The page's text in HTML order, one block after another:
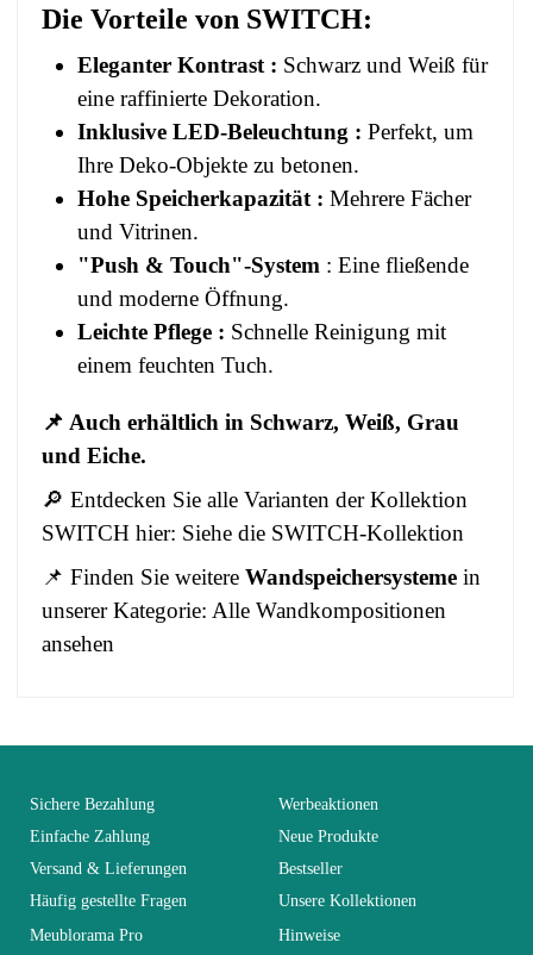
Die Vorteile von SWITCH:
Eleganter Kontrast : Schwarz und Weiß für
eine raffinierte Dekoration.
Inklusive LED-Beleuchtung : Perfekt, um
Ihre Deko-Objekte zu betonen.
Hohe Speicherkapazität : Mehrere Fächer
und Vitrinen.
"Push & Touch"-System : Eine fließende
und moderne Öffnung.
Leichte Pflege : Schnelle Reinigung mit
einem feuchten Tuch.
📌 Auch erhältlich in Schwarz, Weiß, Grau
und Eiche.
🔎 Entdecken Sie alle Varianten der Kollektion
SWITCH hier: Siehe die SWITCH-Kollektion
📌 Finden Sie weitere Wandspeichersysteme in
unserer Kategorie: Alle Wandkompositionen
ansehen
Alter Erwachsener
Kollektion SWITCH
Farben Schwarz
You Must Login To Review
Sichere Bezahlung
Einfache Zahlung
Versand & Lieferungen
Häufig gestellte Fragen
Meublorama Pro
Werbeaktionen
Neue Produkte
Bestseller
Unsere Kollektionen
Hinweise